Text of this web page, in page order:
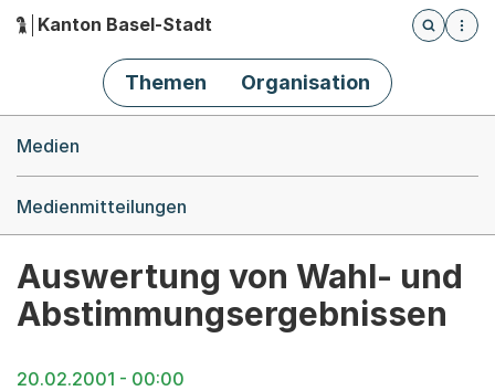
Hauptnavigation
Kanton Basel-Stadt
Öffnet
Themen Organisation
Medien
Medienmitteilungen
Auswertung von Wahl- und
Abstimmungsergebnissen
20.02.2001 - 00:00